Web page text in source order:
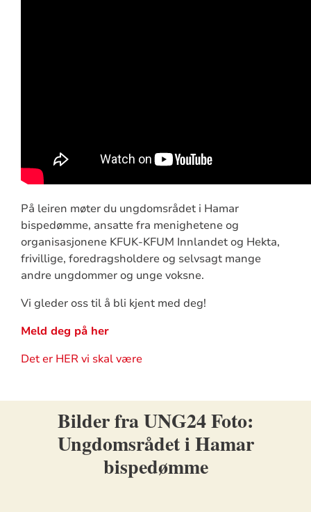
På leiren møter du ungdomsrådet i Hamar
bispedømme, ansatte fra menighetene og
organisasjonene KFUK-KFUM Innlandet og Hekta,
frivillige, foredragsholdere og selvsagt mange
andre ungdommer og unge voksne.
Vi gleder oss til å bli kjent med deg!
Meld deg på her
Det er HER vi skal være
Bilder fra UNG24 Foto:
Ungdomsrådet i Hamar
bispedømme